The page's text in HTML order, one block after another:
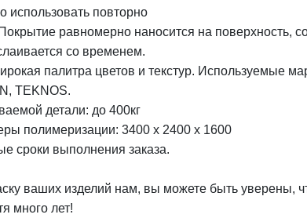
использовать повторно
равномерно наносится на поверхность,
со временем.
палитра цветов и текстур. Используемые
TEKNOS.
детали: до 400кг
полимеризации: 3400 х 2400 х 1600
сроки выполнения заказа.
ваших изделий нам, вы можете быть уверены,
много лет!